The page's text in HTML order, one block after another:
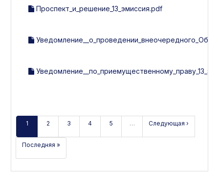
Проспект_и_решение_13_эмиссия.pdf
1 2 3 4 5 … Следующая ›
Последняя »